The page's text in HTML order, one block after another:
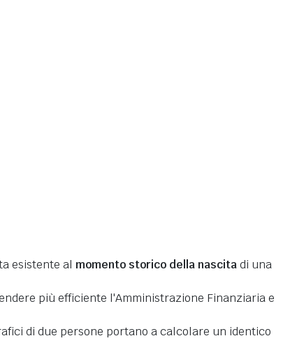
esistente al momento storico della nascitadi una
più efficiente l'Amministrazione Finanziaria e
di due persone portano a calcolare un identico